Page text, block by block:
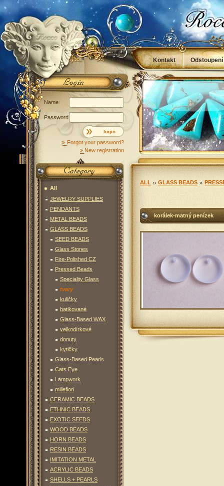
ALL GLASS BEADS
korálek-matný penízek
All
JEWELRY SUPPLIES
PENDANTS
METAL BEADS
GLASS BEADS
SEED BEADS
Glass Stones
Fire-Polished CZ
Pressed Beads
Speciality Glass
tvary
kuličky
batikované
Glass-Based WAX
velkodírkové
donuty
kytičky
Glass-Based Pearls
Cats Eye
Lampwork
millefiori
CERAMIC BEADS
ETHNIC BEADS
EXOTIC SEEDS
WOOD BEADS
HORN BEADS
RESIN BEADS
IMITATION METAL
ACRYLIC BEADS
SHELLS + PEARLS
Kontakt
Obchodní podmínky
Name
Password
login
Forgot your password?
New registration